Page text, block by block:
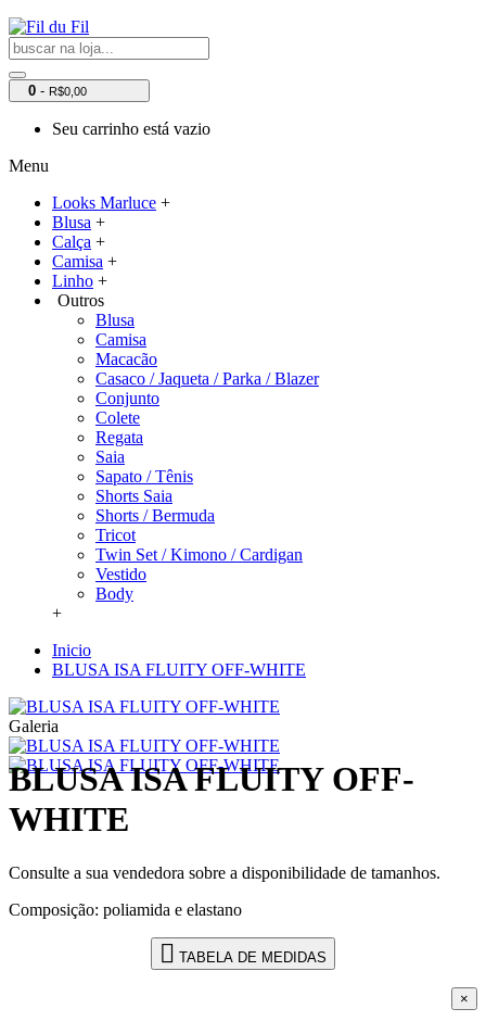
0 - R$0,00
Seu carrinho está vazio
Menu
Looks Marluce +
Blusa +
Calça +
Camisa +
Linho +
Outros
Blusa
Camisa
Macacão
Casaco / Jaqueta / Parka / Blazer
Conjunto
Colete
Regata
Saia
Sapato / Tênis
Shorts Saia
Shorts / Bermuda
Tricot
Twin Set / Kimono / Cardigan
Vestido
Body
+
Inicio
BLUSA ISA FLUITY OFF-WHITE
Galeria
BLUSA ISA FLUITY OFF-
WHITE
Consulte a sua vendedora sobre a disponibilidade de tamanhos.
Composição: poliamida e elastano
TABELA DE MEDIDAS
×